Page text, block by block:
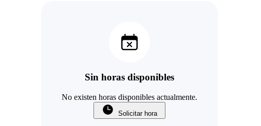
Sin horas disponibles
No existen horas disponibles actualmente.
Solicitar hora